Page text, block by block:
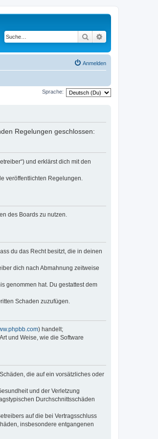
Suche
Anmelden
Sprache:
Regelungen geschlossen:
und erklärst dich mit den
veröffentlichten Regelungen.
des Boards zu nutzen.
du das Recht besitzt, die in deinen
dich nach Abmahnung zeitweise
genommen hat. Du gestattest dem
Schaden zuzufügen.
) handelt;
und Weise, wie die Software
die auf ein vorsätzliches oder
und der Verletzung
Durchschnittsschäden
auf die bei Vertragsschluss
insbesondere entgangenen